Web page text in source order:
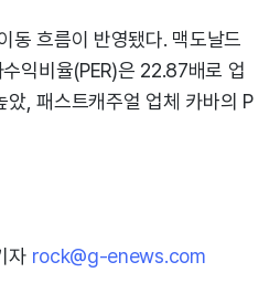
동 흐름이 반영됐다. 맥도날드
익비율(PER)은 22.87배로 업
, 패스트캐주얼 업체 카바의 P
자 rock@g-enews.com